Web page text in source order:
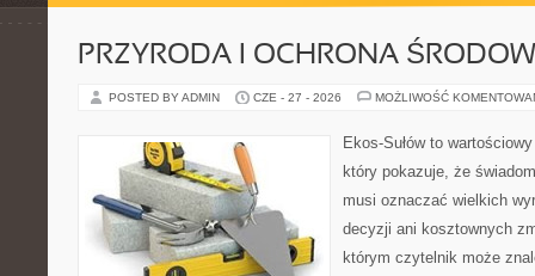
PRZYRODA I OCHRONA
POSTED BY ADMIN CZE - 27 - 2026 MOŻLIWOŚĆ
Ekos-Sułów to
który pokazuje, że
musi oznaczać wielkich
decyzji ani kosztownych
którym czytelnik może